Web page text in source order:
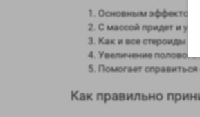
Основным эффектом
С массой придет и
Как и все стероиды
Увеличение полового
Помогает справиться
Как правильно